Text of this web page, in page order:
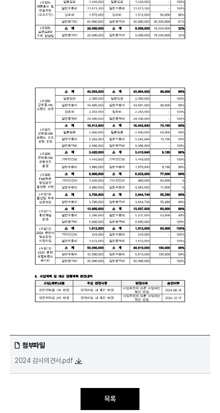
첨부파일
2024 감사의견서.pdf
목록